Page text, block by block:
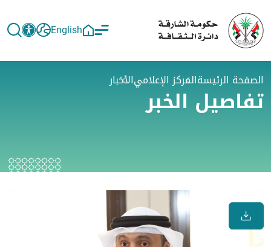
English
الصفحة الرئيسةالمركز الإعلاميالأخبار
تفاصيل الخبر